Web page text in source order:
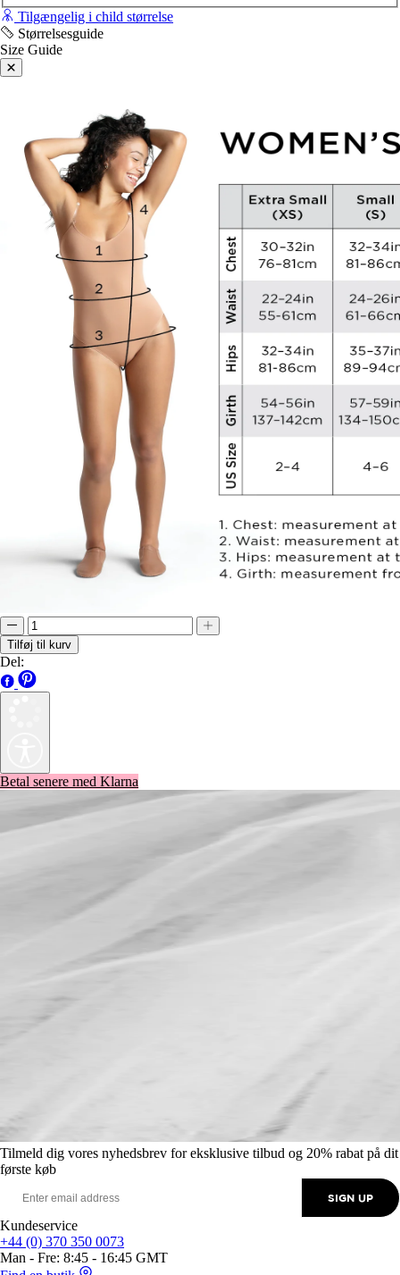
Tilgængelig i child størrelse
Størrelsesguide
Size Guide
Tilføj til kurv
Del:
Betal senere med Klarna
Tilmeld dig vores nyhedsbrev for eksklusive tilbud og 20% rabat på dit
første køb
SIGN UP
Kundeservice
+44 (0) 370 350 0073
Man - Fre: 8:45 - 16:45 GMT